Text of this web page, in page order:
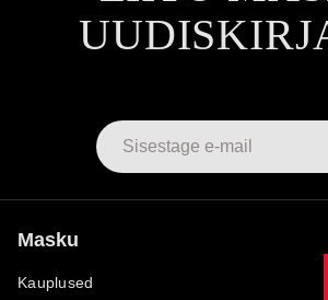
Masku
Kauplused